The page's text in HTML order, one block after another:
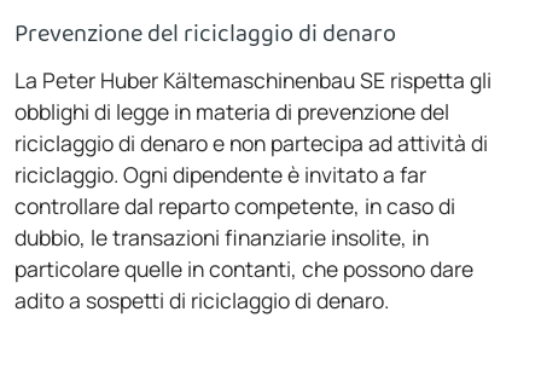
Prevenzione del riciclaggio di denaro
La Peter Huber Kältemaschinenbau SE rispetta gli
obblighi di legge in materia di prevenzione del
riciclaggio di denaro e non partecipa ad attività di
riciclaggio. Ogni dipendente è invitato a far
controllare dal reparto competente, in caso di
dubbio, le transazioni finanziarie insolite, in
particolare quelle in contanti, che possono dare
adito a sospetti di riciclaggio di denaro.